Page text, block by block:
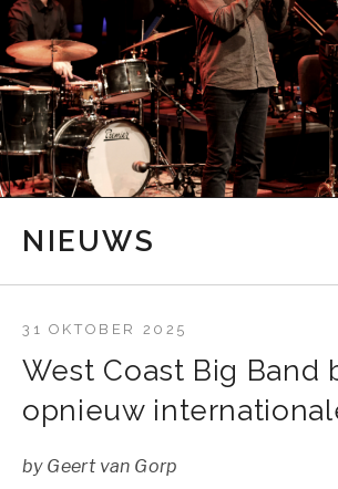
NIEUWS
West Coast Big Band
opnieuw
by Geert van Gorp
31 OKTOBER 2025